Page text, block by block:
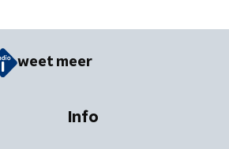
weet meer
Info